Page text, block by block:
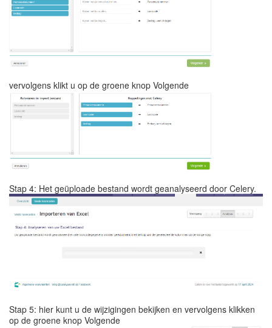
vervolgens klikt u op de groene knop Volgende
Stap 4: Het geüploade bestand wordt geanalyseerd door Celery.
Stap 5: hier kunt u de wijzigingen bekijken en vervolgens klikken
op de groene knop Volgende